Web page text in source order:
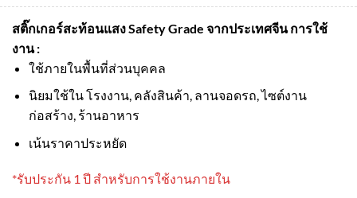
สติ๊กเกอร์สะท้อนแสง Safety Grade จากประเทศจีนการใช้
งาน :
ใช้ภายในพื้นที่ส่วนบุคคล
นิยมใช้ใน โรงงาน, คลังสินค้า, ลานจอดรถ, ไซต์งาน
ก่อสร้าง, ร้านอาหาร
เน้นราคาประหยัด
*รับประกัน 1 ปี สำหรับการใช้งานภายใน